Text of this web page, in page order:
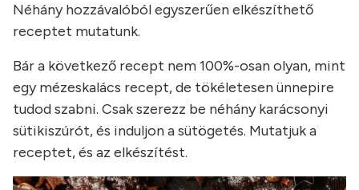
Néhány hozzávalóból egyszerűen elkészíthető
receptet mutatunk.
Bár a következő recept nem 100%-osan olyan, mint
egy mézeskalács recept, de tökéletesen ünnepire
tudod szabni. Csak szerezz be néhány karácsonyi
sütikiszúrót, és induljon a sütögetés. Mutatjuk a
receptet, és az elkészítést.